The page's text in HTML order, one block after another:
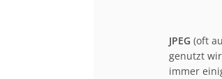
JPEG (oft
genutzt
immer